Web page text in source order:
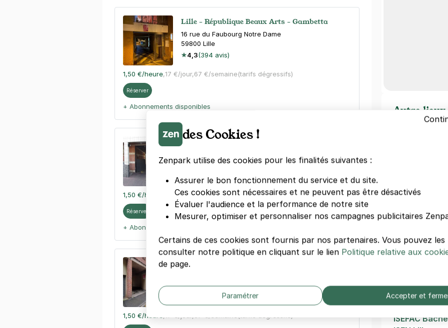
Lille - République Beaux Arts - Gambetta
16 rue du Faubourg Notre Dame
59800 Lille
4,3(394 avis)
1,50 €/heure,17 €/jour,67 €/semaine(tarifs dégressifs)
Réserver
+ Abonnements disponibles
Lille - Port de Lille - Faculté de Médecine
59800Lille
(239 avis)
1,50 €/heure 14 €/jour,65 €/semaine(tarifs dégressifs)
Réserver
+ Abonnements disponibles
Lille - Gambetta - Comédie de Lille
59800Lille
(72 avis)
1,50 €/heure
Autre
ISA Lille
Ipac
UFA Michel
Institut
IAE Lille
ISEFAC
des Cookies !
Zenpark utilise des cookies pour les finalités suivantes :
Assurer le bon fonctionnement du service et du site.
Ces cookies sont nécessaires et ne peuvent pas être désactivés
Évaluer l'audience et la performance de notre site
Mesurer, optimiser et personnaliser nos campagnes publicitaires
Certains de ces cookies sont fournis par nos partenaires. Vous pouvez
consulter notre politique en cliquant sur le lien Politique relative aux
de page.
Paramétrer Accepter et